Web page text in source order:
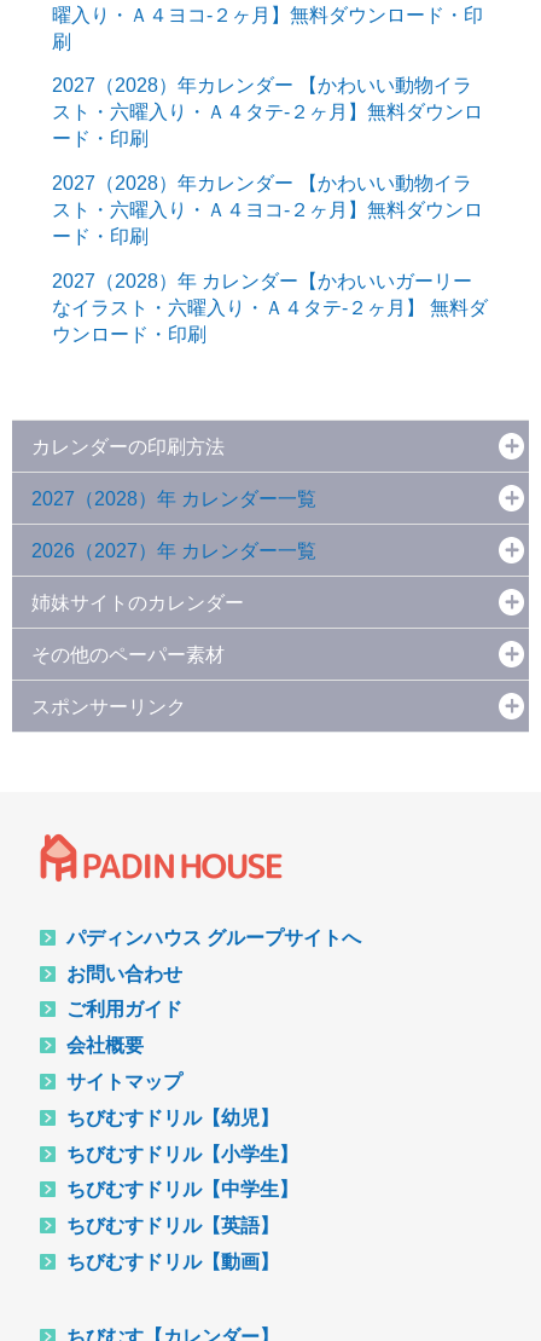
曜入り・Ａ４ヨコ-２ヶ月】無料ダウンロード・印
刷
2027（2028）年カレンダー 【かわいい動物イラ
スト・六曜入り・Ａ４タテ-２ヶ月】無料ダウンロ
ード・印刷
2027（2028）年カレンダー 【かわいい動物イラ
スト・六曜入り・Ａ４ヨコ-２ヶ月】無料ダウンロ
ード・印刷
2027（2028）年 カレンダー【かわいいガーリー
なイラスト・六曜入り・Ａ４タテ-２ヶ月】 無料ダ
ウンロード・印刷
カレンダーの印刷方法
2027（2028）年 カレンダー一覧
2026（2027）年 カレンダー一覧
姉妹サイトのカレンダー
その他のペーパー素材
スポンサーリンク
パディンハウス グループサイトへ
お問い合わせ
ご利用ガイド
会社概要
サイトマップ
ちびむすドリル【幼児】
ちびむすドリル【小学生】
ちびむすドリル【中学生】
ちびむすドリル【英語】
ちびむすドリル【動画】
ちびむす【カレンダー】